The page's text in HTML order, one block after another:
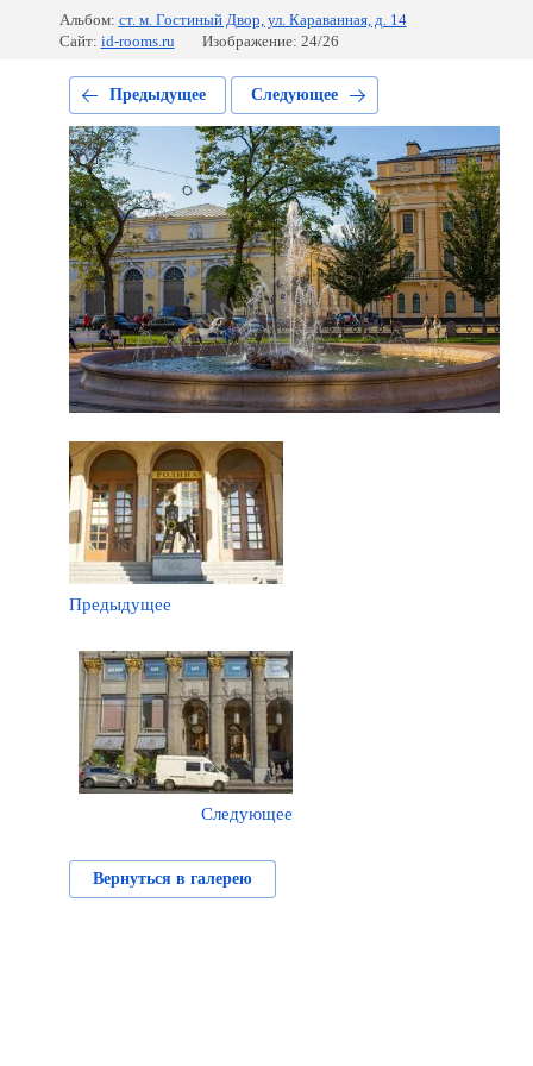
Альбом: ст. м. Гостиный Двор, ул. Караванная, д. 14
Сайт: id-rooms.ru Изображение: 24/26
Предыдущее Следующее
Предыдущее
Следующее
Вернуться в галерею